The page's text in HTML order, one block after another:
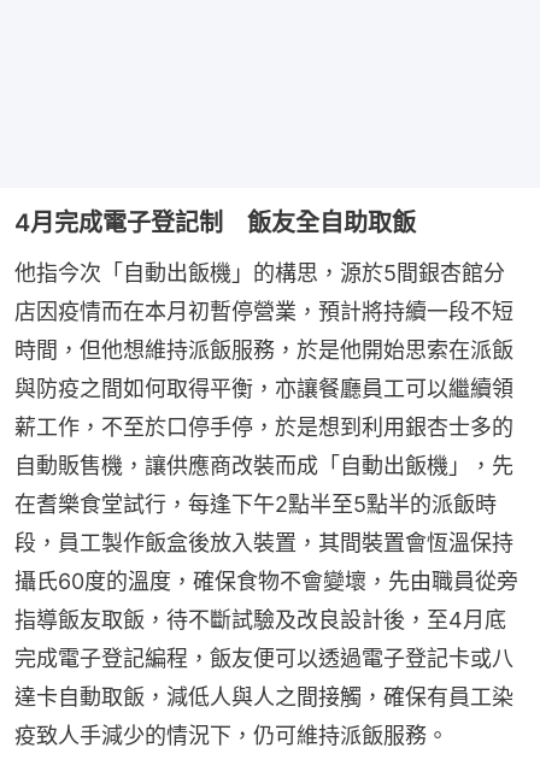
4月完成電子登記制 飯友全自助取飯
他指今次「自動出飯機」的構思，源於5間銀杏館分
店因疫情而在本月初暫停營業，預計將持續一段不短
時間，但他想維持派飯服務，於是他開始思索在派飯
與防疫之間如何取得平衡，亦讓餐廳員工可以繼續領
薪工作，不至於口停手停，於是想到利用銀杏士多的
自動販售機，讓供應商改裝而成「自動出飯機」，先
在耆樂食堂試行，每逢下午2點半至5點半的派飯時
段，員工製作飯盒後放入裝置，其間裝置會恆溫保持
攝氏60度的溫度，確保食物不會變壞，先由職員從旁
指導飯友取飯，待不斷試驗及改良設計後，至4月底
完成電子登記編程，飯友便可以透過電子登記卡或八
達卡自動取飯，減低人與人之間接觸，確保有員工染
疫致人手減少的情況下，仍可維持派飯服務。